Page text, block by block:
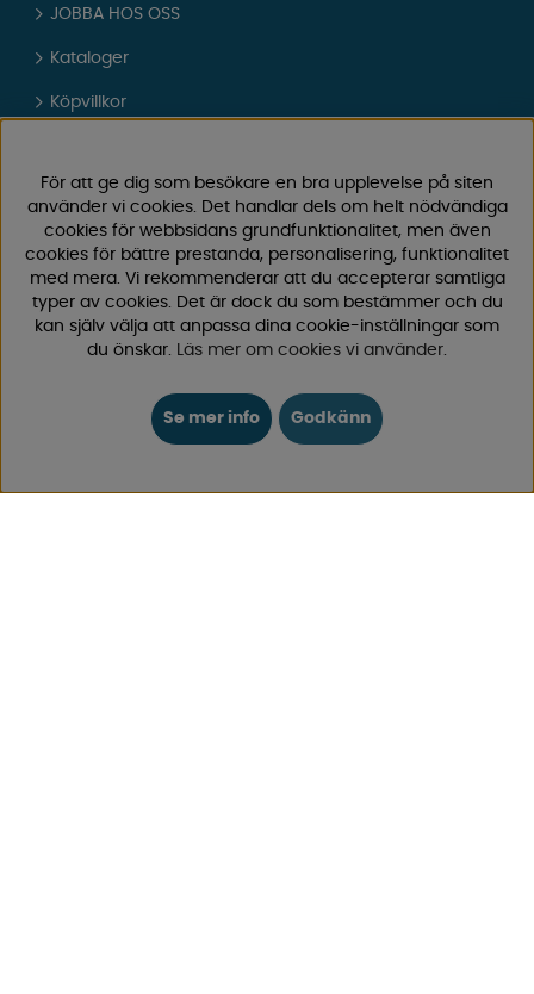
JOBBA HOS OSS
Kataloger
Köpvillkor
KUNDTJÄNST
0171-105570
Telefontid vardagar 10:30-15:00
Telefon stängd mellan 12:00-13:00
Skicka e-post
Registrera din retur
För att ge dig som besökare en bra upplevelse på siten
använder vi cookies. Det handlar dels om helt nödvändiga
cookies för webbsidans grundfunktionalitet, men även
cookies för bättre prestanda, personalisering, funktionalitet
med mera. Vi rekommenderar att du accepterar samtliga
typer av cookies. Det är dock du som bestämmer och du
kan själv välja att anpassa dina cookie-inställningar som
du önskar. Läs mer om cookies vi använder.
Se mer info Godkänn